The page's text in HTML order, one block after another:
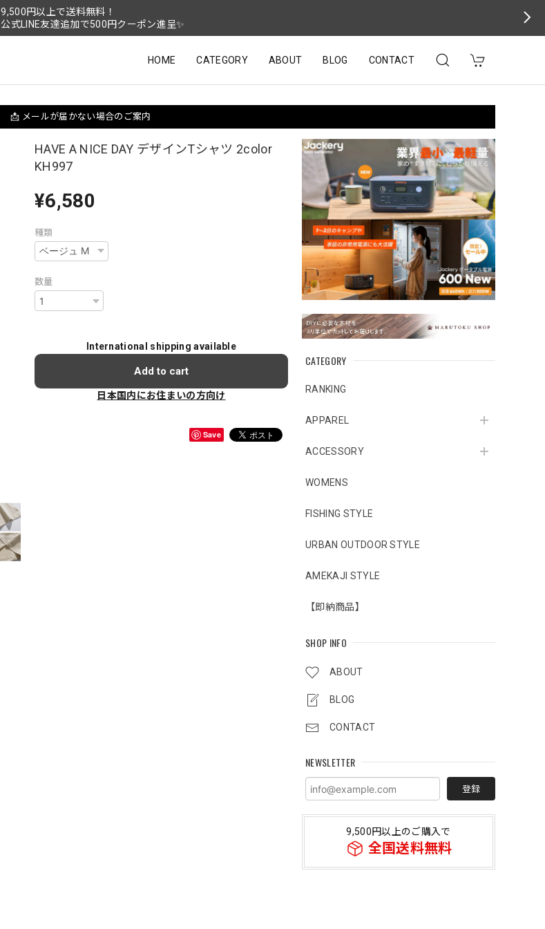
9,500円以上で送料無料！
公式LINE友達追加で500円クーポン進呈✨
HOME CATEGORY ABOUT BLOG CONTACT
📩 メールが届かない場合のご案内
CATEGORY
RANKING
APPAREL
ACCESSORY
WOMENS
FISHING STYLE
URBAN OUTDOOR STYLE
AMEKAJI STYLE
【即納商品】
SHOP INFO
ABOUT
BLOG
CONTACT
NEWSLETTER
登録
9,500円以上のご購入で
全国送料無料
HAVE A NICE DAY デザインTシャツ 2color
KH997
¥6,580
種類
数量
International shipping available
Add to cart
日本国内にお住まいの方向け
Save